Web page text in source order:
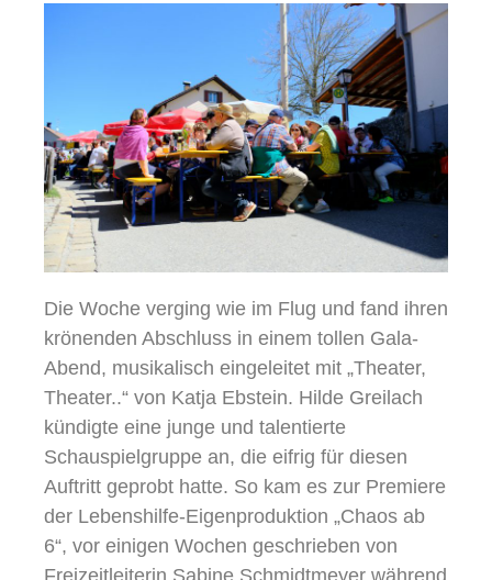
Die Woche verging wie im Flug und fand ihren
krönenden Abschluss in einem tollen Gala-
Abend, musikalisch eingeleitet mit „Theater,
Theater..“ von Katja Ebstein. Hilde Greilach
kündigte eine junge und talentierte
Schauspielgruppe an, die eifrig für diesen
Auftritt geprobt hatte. So kam es zur Premiere
der Lebenshilfe-Eigenproduktion „Chaos ab
6“, vor einigen Wochen geschrieben von